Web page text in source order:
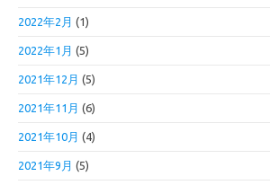
2022年2月 (1)
2022年1月 (5)
2021年12月 (5)
2021年11月 (6)
2021年10月 (4)
2021年9月 (5)